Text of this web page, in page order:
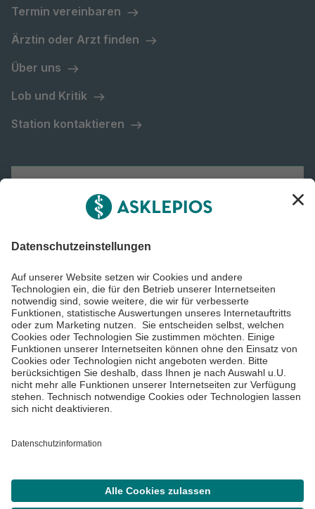
Termin vereinbaren
Ärztin oder Arzt finden
Über uns
Lob und Kritik
Station kontaktieren
Asklepios Gruppe
Impressum